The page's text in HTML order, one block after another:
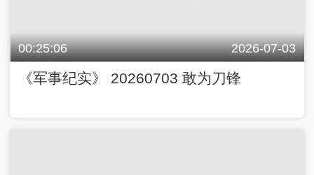
00:25:06 2026-07-03
《军事纪实》 20260703 敢为刀锋